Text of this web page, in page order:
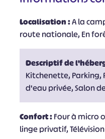
Localisation :A la
route nationale, En
Descriptif de
Kitchenette, Parking,
d'eau privée, Salon
Confort :Four à micro
linge privatif, Télévision